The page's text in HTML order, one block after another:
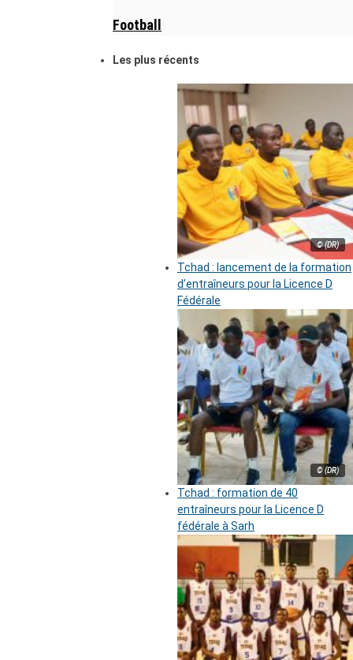
Football
Les plus récents
© (DR)
Tchad : lancement de la formation
d’entraîneurs pour la Licence D
Fédérale
© (DR)
Tchad : formation de 40
entraîneurs pour la Licence D
fédérale à Sarh